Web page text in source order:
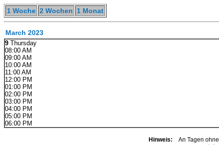
1 Woche 2 Wochen 1 Monat
March 2023
9 Thursday
08:00 AM
09:00 AM
10:00 AM
11:00 AM
12:00 PM
01:00 PM
02:00 PM
03:00 PM
04:00 PM
05:00 PM
06:00 PM
Hinweis: An Tagen